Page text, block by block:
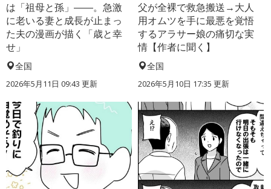
は「祖母と孫」――。急激
に老いる妻と成長が止まっ
た夫の漫画が描く「歳と幸
せ」
全国
2026年5月11日 09:43 更新
父が全裸で救急搬送→大人
用オムツを手に最悪を覚悟
するアラサー娘の痛切な実
情【作者に聞く】
全国
2026年5月10日 17:35 更新